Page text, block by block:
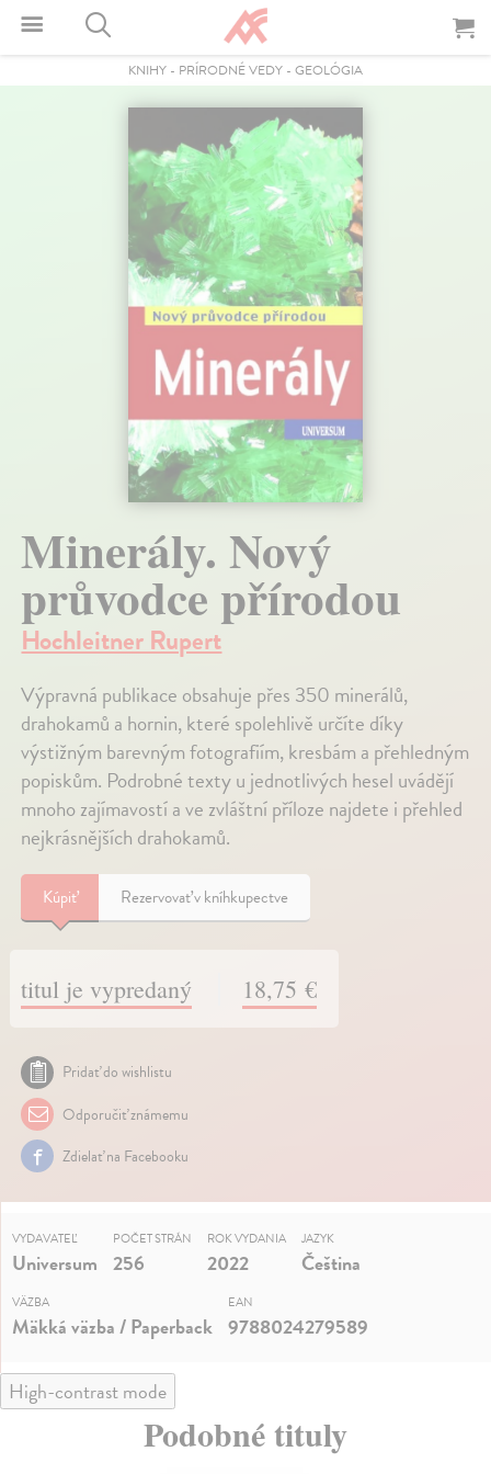
KNIHY - PRÍRODNÉ VEDY - GEOLÓGIA
Minerály. Nový
průvodce přírodou
Hochleitner Rupert
Výpravná publikace obsahuje přes 350 minerálů,
drahokamů a hornin, které spolehlivě určíte díky
výstižným barevným fotografiím, kresbám a přehledným
popiskům. Podrobné texty u jednotlivých hesel uvádějí
mnoho zajímavostí a ve zvláštní příloze najdete i přehled
nejkrásnějších drahokamů.
Kúpiť Rezervovať v kníhkupectve
titul je vypredaný 18,75 €
Pridať do wishlistu
Odporučiť známemu
Zdielať na Facebooku
VYDAVATEĽ
Universum
POČET STRÁN
256
ROK VYDANIA
2022
JAZYK
Čeština
VÄZBA
Mäkká väzba / Paperback
EAN
9788024279589
High-contrast mode
Podobné tituly